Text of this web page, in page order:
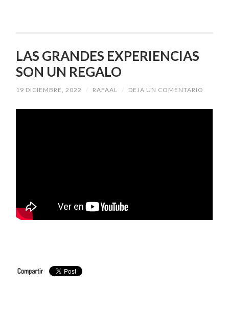
LAS GRANDES EXPERIENCIAS
SON UN REGALO
19 DICIEMBRE, 2022 / RAFAAL / DEJA UN COMENTARIO